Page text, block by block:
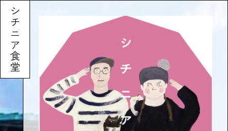
シチニア食堂